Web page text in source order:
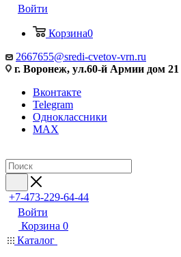
Войти
Корзина0
2667655@sredi-cvetov-vrn.ru
г. Воронеж, ул.60-й Армии дом 21
Вконтакте
Telegram
Одноклассники
MAX
+7-473-229-64-44
Войти
Корзина 0
Каталог